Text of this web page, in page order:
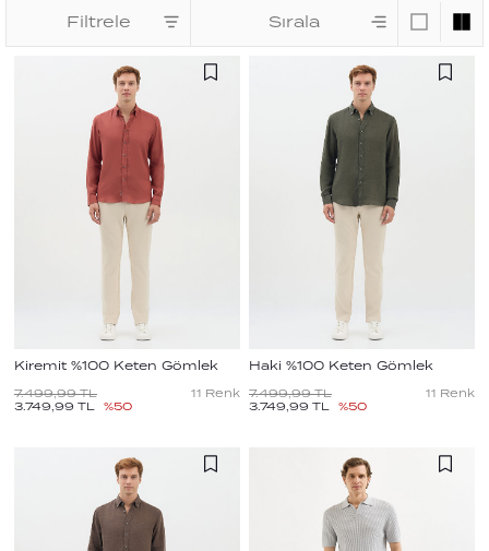
Filtrele Sırala
Kiremit %100 Keten Gömlek
7.499,99 TL
3.749,99 TL %50
11 Renk
Haki %100 Keten Gömlek
7.499,99 TL
3.749,99 TL %50
11 Renk